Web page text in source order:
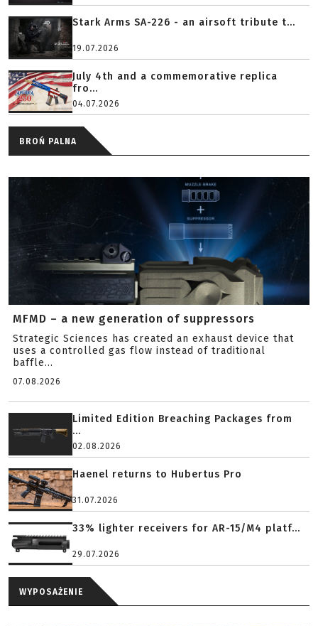
Stark Arms SA-226 - an airsoft tribute t...
19.07.2026
July 4th and a commemorative replica
fro...
04.07.2026
BROŃ PALNA
MFMD – a new generation of suppressors
Strategic Sciences has created an exhaust device that
uses a controlled gas flow instead of traditional
baffle...
07.08.2026
Limited Edition Breaching Packages from
...
02.08.2026
Haenel returns to Hubertus Pro
31.07.2026
33% lighter receivers for AR-15/M4 platf...
29.07.2026
WYPOSAŻENIE